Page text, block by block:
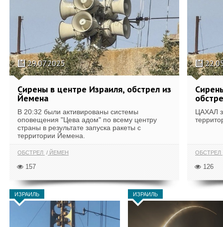
29.07.2025
Сирены в центре Израиля, обстрел из
Йемена
В 20:32 были активированы системы
оповещения "Цева адом" по всему центру
страны в результате запуска ракеты с
территории Йемена.
ОБСТРЕЛ ЙЕМЕН
157
ЦАХАЛ
ОБСТРЕЛ
126
ИЗРАИЛЬ ИЗРАИЛЬ